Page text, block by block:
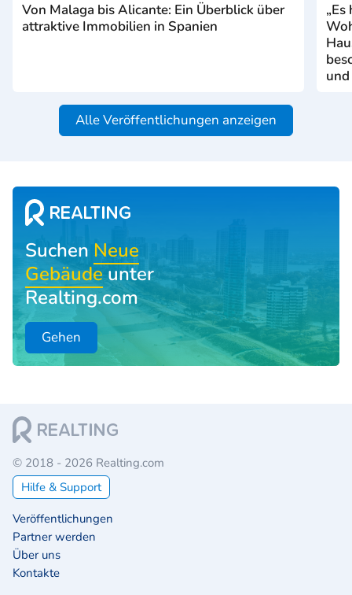
Von Malaga bis Alicante: Ein Überblick über
attraktive Immobilien in Spanien
Alle Veröffentlichungen anzeigen
Suchen Neue
Gebäudeunter
Realting.com
Gehen
© 2018 - 2026 Realting.com
Hilfe & Support
Veröffentlichungen
Partner werden
Über uns
Kontakte